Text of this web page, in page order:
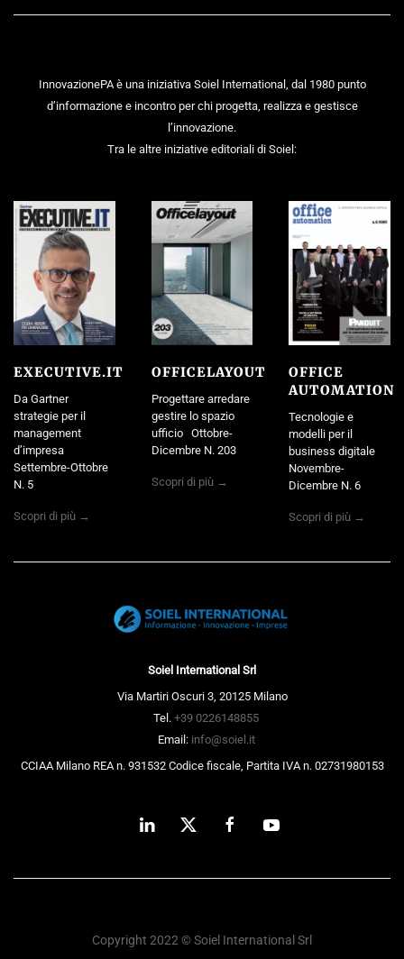
InnovazionePA è una iniziativa Soiel International, dal 1980 punto
d’informazione e incontro per chi progetta, realizza e gestisce
l’innovazione.
Tra le altre iniziative editoriali di Soiel:
EXECUTIVE.IT
Da Gartner
strategie per il
management
d’impresa
Settembre-Ottobre
N. 5
Scopri di più →
OFFICELAYOUT
Progettare arredare
gestire lo spazio
ufficio Ottobre-
Dicembre N. 203
Scopri di più →
OFFICE
AUTOMATION
Tecnologie e
modelli per il
business digitale
Novembre-
Dicembre N. 6
Scopri di più →
Soiel International Srl
Via Martiri Oscuri 3, 20125 Milano
Tel. +39 0226148855
Email: info@soiel.it
CCIAA Milano REA n. 931532 Codice fiscale, Partita IVA n. 02731980153
Copyright 2022 © Soiel International Srl